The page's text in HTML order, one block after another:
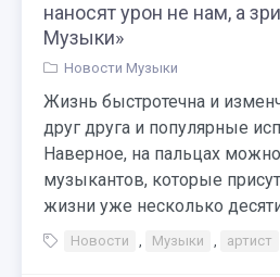
наносят урон не нам, а
Музыки»
Новости Музыки
Жизнь быстротечна и
друг друга и популярные
Наверное, на пальцах можно
музыкантов, которые
жизни уже несколько
Новости , Музыки , артист